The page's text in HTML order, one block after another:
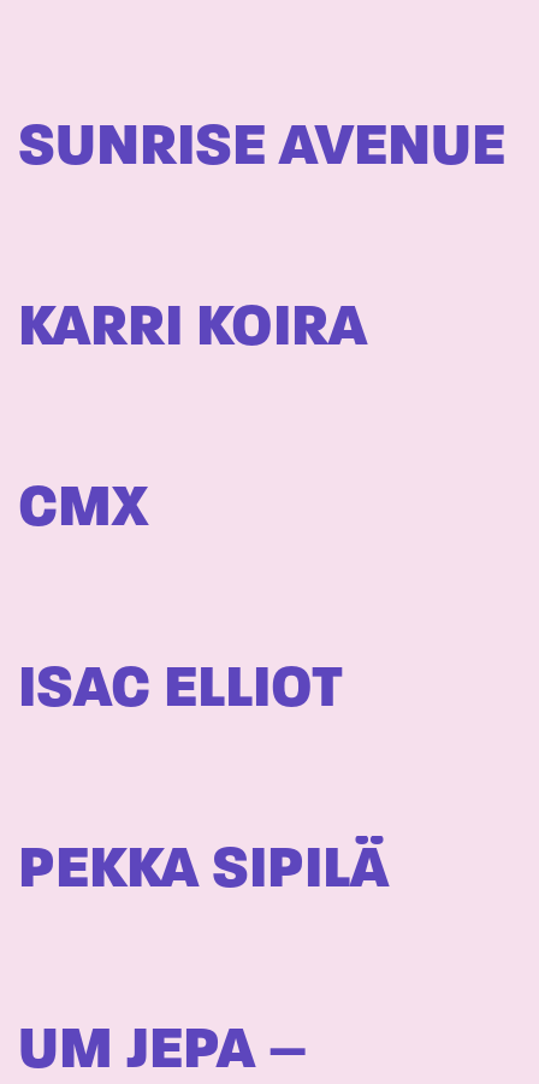
SUNRISE AVENUE
KARRI KOIRA
CMX
ISAC ELLIOT
PEKKA SIPILÄ
UM JEPA –